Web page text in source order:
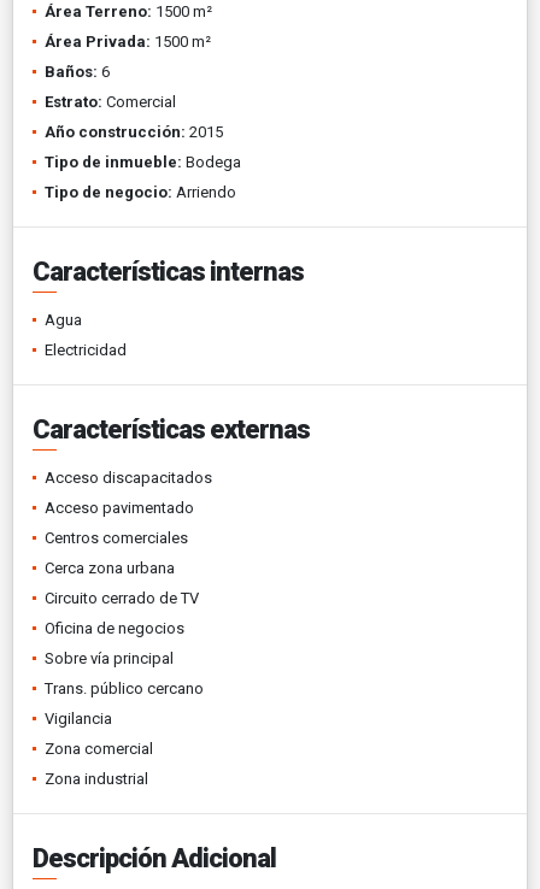
Área Terreno: 1500 m²
Área Privada: 1500 m²
Baños: 6
Estrato: Comercial
Año construcción: 2015
Tipo de inmueble: Bodega
Tipo de negocio: Arriendo
Características internas
Agua
Electricidad
Características externas
Acceso discapacitados
Acceso pavimentado
Centros comerciales
Cerca zona urbana
Circuito cerrado de TV
Oficina de negocios
Sobre vía principal
Trans. público cercano
Vigilancia
Zona comercial
Zona industrial
Descripción Adicional